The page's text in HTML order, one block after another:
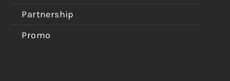
Partnership
Promo